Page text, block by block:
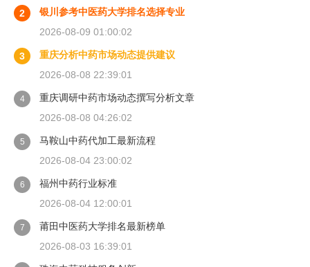
2
银川参考中医药大学排名选择专业
2026-08-09 01:00:02
3
重庆分析中药市场动态提供建议
2026-08-08 22:39:01
4
重庆调研中药市场动态撰写分析文章
2026-08-08 04:26:02
5
马鞍山中药代加工最新流程
2026-08-04 23:00:02
6
福州中药行业标准
2026-08-04 12:00:01
7
莆田中医药大学排名最新榜单
2026-08-03 16:39:01